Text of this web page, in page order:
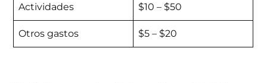
Actividades $10 – $50
Otros gastos $5 – $20